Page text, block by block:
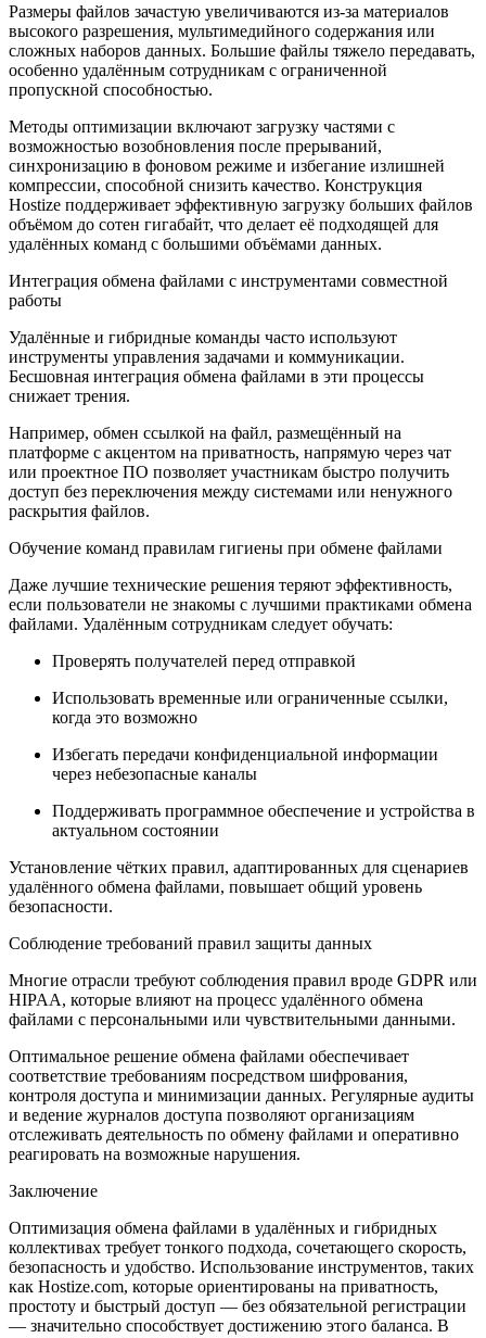
Размеры файлов зачастую увеличиваются из-за материалов
высокого разрешения, мультимедийного содержания или
сложных наборов данных. Большие файлы тяжело передавать,
особенно удалённым сотрудникам с ограниченной
пропускной способностью.
Методы оптимизации включают загрузку частями с
возможностью возобновления после прерываний,
синхронизацию в фоновом режиме и избегание излишней
компрессии, способной снизить качество. Конструкция
Hostize поддерживает эффективную загрузку больших файлов
объёмом до сотен гигабайт, что делает её подходящей для
удалённых команд с большими объёмами данных.
Интеграция обмена файлами с инструментами совместной
работы
Удалённые и гибридные команды часто используют
инструменты управления задачами и коммуникации.
Бесшовная интеграция обмена файлами в эти процессы
снижает трения.
Например, обмен ссылкой на файл, размещённый на
платформе с акцентом на приватность, напрямую через чат
или проектное ПО позволяет участникам быстро получить
доступ без переключения между системами или ненужного
раскрытия файлов.
Обучение команд правилам гигиены при обмене файлами
Даже лучшие технические решения теряют эффективность,
если пользователи не знакомы с лучшими практиками обмена
файлами. Удалённым сотрудникам следует обучать:
Проверять получателей перед отправкой
Использовать временные или ограниченные ссылки,
когда это возможно
Избегать передачи конфиденциальной информации
через небезопасные каналы
Поддерживать программное обеспечение и устройства в
актуальном состоянии
Установление чётких правил, адаптированных для сценариев
удалённого обмена файлами, повышает общий уровень
безопасности.
Соблюдение требований правил защиты данных
Многие отрасли требуют соблюдения правил вроде GDPR или
HIPAA, которые влияют на процесс удалённого обмена
файлами с персональными или чувствительными данными.
Оптимальное решение обмена файлами обеспечивает
соответствие требованиям посредством шифрования,
контроля доступа и минимизации данных. Регулярные аудиты
и ведение журналов доступа позволяют организациям
отслеживать деятельность по обмену файлами и оперативно
реагировать на возможные нарушения.
Заключение
Оптимизация обмена файлами в удалённых и гибридных
коллективах требует тонкого подхода, сочетающего скорость,
безопасность и удобство. Использование инструментов, таких
как Hostize.com, которые ориентированы на приватность,
простоту и быстрый доступ — без обязательной регистрации
— значительно способствует достижению этого баланса. В